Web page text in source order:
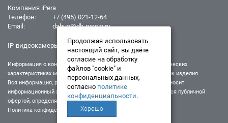
Компания iPera
Телефон:
+7 (495) 021-12-64
Email:
dahua@dh-russia.ru
IP-видеокамеры Dahua - Дахуа
Информация о конкретном товаре, его внешнем виде и технических
характеристиках может отличаться от реальных характеристик изделия.
Вся информация, размещенная на данном интернет-ресурсе, носит
информационный характер и ни при каких условиях не является публичной
офертой, определяемой положениями Статьи 437 (2) ГК РФ.
Политика конфиденциальности
Продолжая использовать
настоящий сайт, вы даёте
согласие на обработку
файлов "cookie" и
персональных данных,
согласно политике
конфиденциальности.
Хорошо